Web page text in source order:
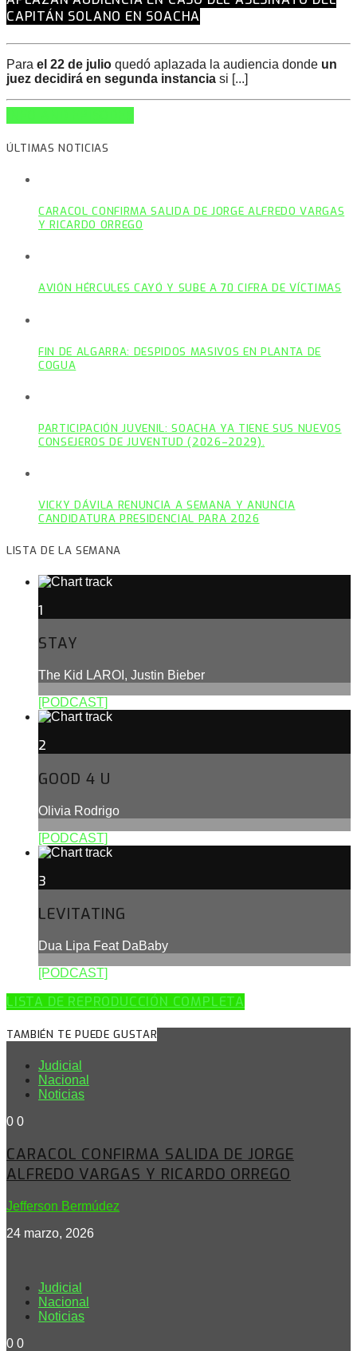
CAPITÁN SOLANO EN SOACHA
Para el 22 de julio quedó aplazada la audiencia donde un
juez decidirá en segunda instancia si [...]
ÚLTIMAS NOTICIAS
CARACOL CONFIRMA SALIDA DE JORGE ALFREDO VARGAS
Y RICARDO ORREGO
AVIÓN HÉRCULES CAYÓ Y SUBE A 70 CIFRA DE VÍCTIMAS
FIN DE ALGARRA: DESPIDOS MASIVOS EN PLANTA DE
COGUA
PARTICIPACIÓN JUVENIL: SOACHA YA TIENE SUS NUEVOS
CONSEJEROS DE JUVENTUD (2026–2029).
VICKY DÁVILA RENUNCIA A SEMANA Y ANUNCIA
CANDIDATURA PRESIDENCIAL PARA 2026
LISTA DE LA SEMANA
1
STAY
The Kid LAROI, Justin Bieber
[PODCAST]
2
GOOD 4 U
Olivia Rodrigo
[PODCAST]
3
LEVITATING
Dua Lipa Feat DaBaby
[PODCAST]
LISTA DE REPRODUCCIÓN COMPLETA
TAMBIÉN TE PUEDE GUSTAR
Judicial
Nacional
Noticias
0 0
CARACOL CONFIRMA SALIDA DE JORGE
ALFREDO VARGAS Y RICARDO ORREGO
Jefferson Bermúdez
24 marzo, 2026
Judicial
Nacional
Noticias
0 0